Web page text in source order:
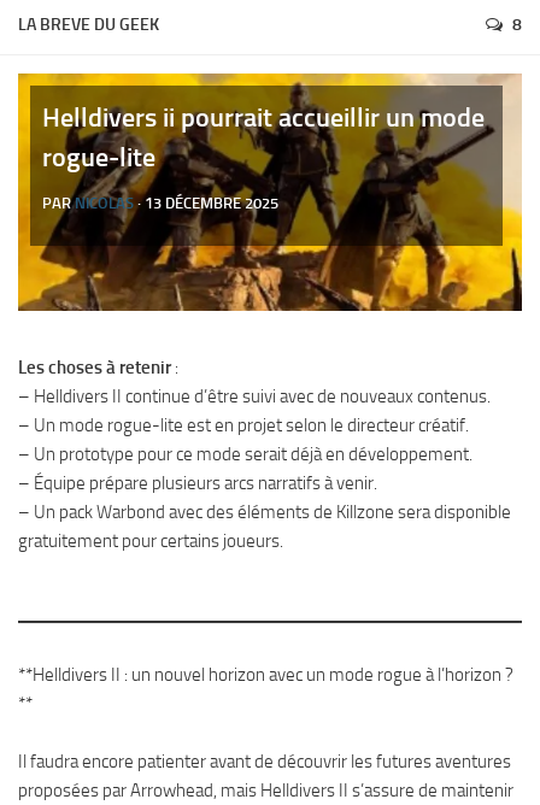
LA BREVE DU GEEK 8
Helldivers ii pourrait accueillir un mode
rogue-lite
PARNICOLAS · 13 DÉCEMBRE 2025
Les choses à retenir:
– Helldivers II continue d’être suivi avec de nouveaux contenus.
– Un mode rogue-lite est en projet selon le directeur créatif.
– Un prototype pour ce mode serait déjà en développement.
– Équipe prépare plusieurs arcs narratifs à venir.
– Un pack Warbond avec des éléments de Killzone sera disponible
gratuitement pour certains joueurs.
**Helldivers II : un nouvel horizon avec un mode rogue à l’horizon ?
**
Il faudra encore patienter avant de découvrir les futures aventures
proposées par Arrowhead, mais Helldivers II s’assure de maintenir